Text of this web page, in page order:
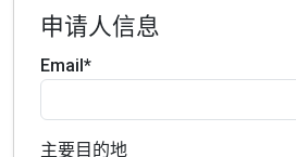
申请人信息
Email*
主要目的地